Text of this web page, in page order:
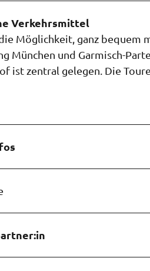
h
l
Verkehrsmittel
Möglichkeit, ganz bequem
München und Garmisch-
ist zentral gelegen. Die